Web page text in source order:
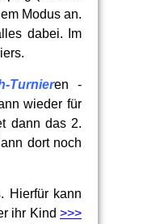
Modus an.
dabei. Im
Turnieren -
wieder für
dann das 2.
dort noch
Hierfür kann
ihr Kind >>>